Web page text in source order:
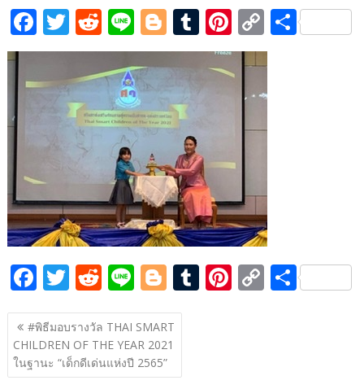
F
ac
e
b
o
o
k
T
w
itt
er
R
e
d
di
t
Li
n
e
Bl
o
g
g
er
T
u
m
bl
r
Pi
nt
er
e
st
C
o
p
y
Li
S
F
ac
e
b
o
T
w
itt
er
R
e
d
di
t
Li
n
e
Bl
o
g
g
er
T Pi C S
แนะแนว
เรื่อง
#พิธีมอบรางวัล THAI SMART
CHILDREN OF THE YEAR 2021
ในฐานะ “เด็กดีเด่นแห่งปี 2565”